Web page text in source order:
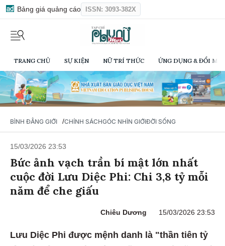
Bảng giá quảng cáo ISSN: 3093-382X
TRANG CHỦ SỰ KIỆN NỮ TRÍ THỨC ỨNG DỤNG & ĐỔI
BÌNH ĐẲNG GIỚI /CHÍNH SÁCHGÓC NHÌN GIỚIĐỜI SỐNG
15/03/2026 23:53
Bức ảnh vạch trần bí mật lớn nhất
cuộc đời Lưu Diệc Phi: Chi 3,8 tỷ mỗi
năm để che giấu
Chiêu Dương 15/03/2026 23:53
Lưu Diệc Phi được mệnh danh là "thần tiên tỷ